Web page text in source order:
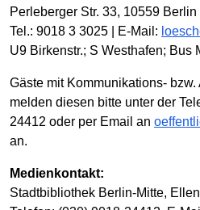
Perleberger Str. 33, 10559 Berlin
Tel.: 9018 3 3025 | E-Mail:
U9 Birkenstr.; S Westhafen; Bus
Gäste mit Kommunikations-
melden diesen bitte unter der
24412 oder per Email an
an.
Medienkontakt:
Stadtbibliothek Berlin-Mitte,